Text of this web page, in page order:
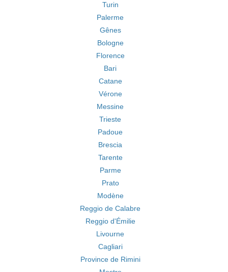
Turin
Palerme
Gênes
Bologne
Florence
Bari
Catane
Vérone
Messine
Trieste
Padoue
Brescia
Tarente
Parme
Prato
Modène
Reggio de Calabre
Reggio d'Émilie
Livourne
Cagliari
Province de Rimini